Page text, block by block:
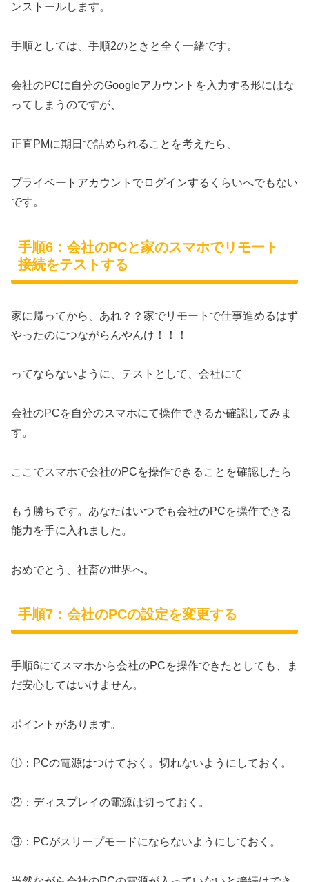
ンストールします。
手順としては、手順2のときと全く一緒です。
会社のPCに自分のGoogleアカウントを入力する形にはな
ってしまうのですが、
正直PMに期日で詰められることを考えたら、
プライベートアカウントでログインするくらいへでもない
です。
手順6：会社のPCと家のスマホでリモート
接続をテストする
家に帰ってから、あれ？？家でリモートで仕事進めるはず
やったのにつながらんやんけ！！！
ってならないように、テストとして、会社にて
会社のPCを自分のスマホにて操作できるか確認してみま
す。
ここでスマホで会社のPCを操作できることを確認したら
もう勝ちです。あなたはいつでも会社のPCを操作できる
能力を手に入れました。
おめでとう、社畜の世界へ。
手順7：会社のPCの設定を変更する
手順6にてスマホから会社のPCを操作できたとしても、ま
だ安心してはいけません。
ポイントがあります。
①：PCの電源はつけておく。切れないようにしておく。
②：ディスプレイの電源は切っておく。
③：PCがスリープモードにならないようにしておく。